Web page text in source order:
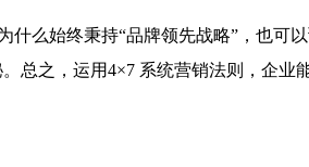
么始终秉持“品牌领先战略”，也可
总之，运用4×7 系统营销法则，企业